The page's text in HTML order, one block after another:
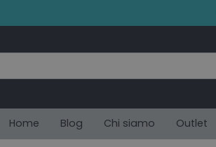
Home Blog Chi siamo Outlet